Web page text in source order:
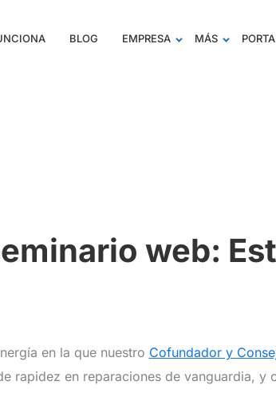
BLOG EMPRESA MÁS
web:
en la que nuestro Cofundador y
rapidez en reparaciones de vanguardia, y